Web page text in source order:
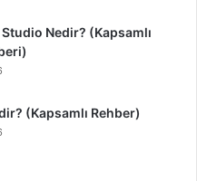
Nedir? (Kapsamlı
(Kapsamlı Rehber)